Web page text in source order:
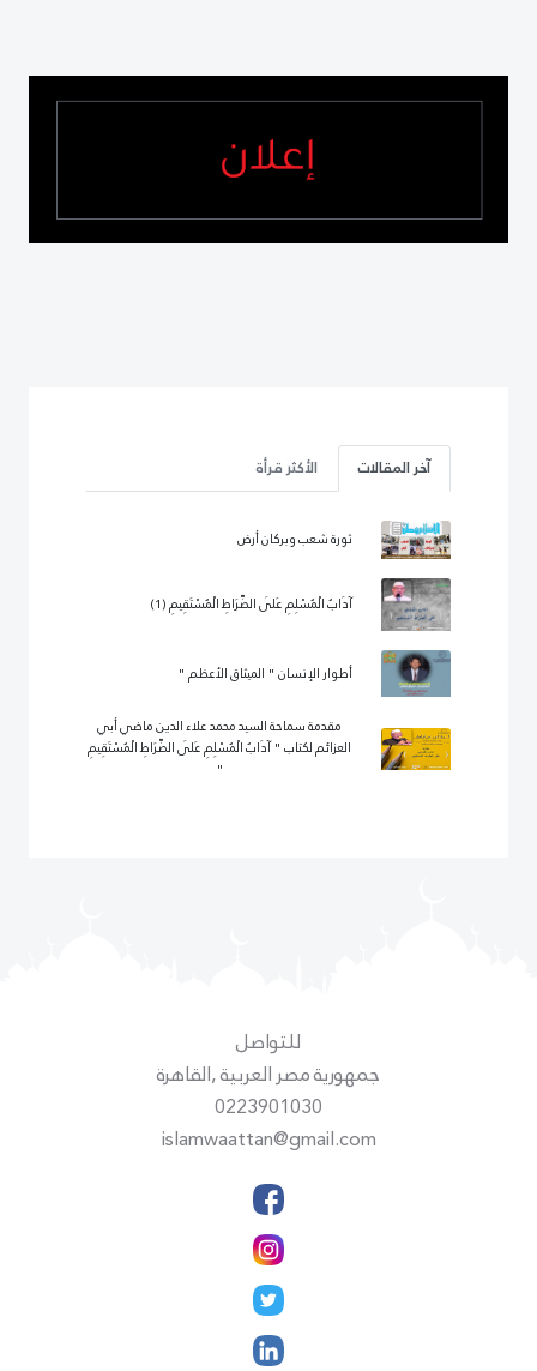
آخر المقالات الأكثر قرأة
ثورة شعب وبركان أرض
آدَابُ الْمُسْلِمِ عَلَى الصِّرَاطِ الْمُسْتَقِيمِ (1)
أطوار الإنسان " الميثاق الأعظم "
مقدمة سماحة السيد محمد علاء الدين ماضي أبي
العزائم لكتاب " آدَابُ الْمُسْلِمِ عَلَى الصِّرَاطِ الْمُسْتَقِيمِ
"
للتواصل
جمهورية مصر العربية ,القاهرة
0223901030
islamwaattan@gmail.com